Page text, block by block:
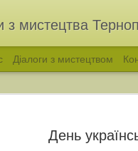
День
з мистецтва
Діалоги з мистецтвом